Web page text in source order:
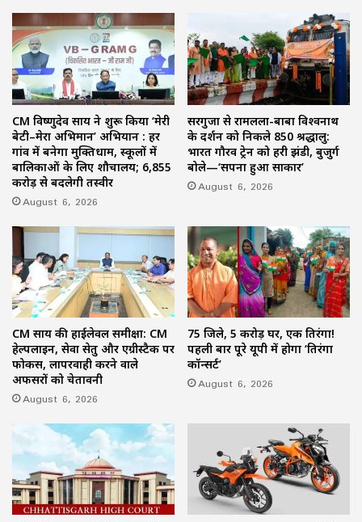
CM विष्णुदेव साय ने शुरू किया ‘मेरी
बेटी–मेरा अभिमान’ अभियान : हर
गांव में बनेगा मुक्तिधाम, स्कूलों में
बालिकाओं के लिए शौचालय; 6,855
करोड़ से बदलेगी तस्वीर
August 6, 2026
सरगुजा से रामलला-बाबा विश्वनाथ
के दर्शन को निकले 850 श्रद्धालु:
भारत गौरव ट्रेन को हरी झंडी, बुजुर्ग
बोले—‘सपना हुआ साकार’
August 6, 2026
CM साय की हाईलेवल समीक्षा: CM
हेल्पलाइन, सेवा सेतु और एग्रीस्टैक पर
फोकस, लापरवाही करने वाले
अफसरों को चेतावनी
August 6, 2026
75 जिले, 5 करोड़ घर, एक तिरंगा!
पहली बार पूरे यूपी में होगा ‘तिरंगा
कॉन्सर्ट’
August 6, 2026